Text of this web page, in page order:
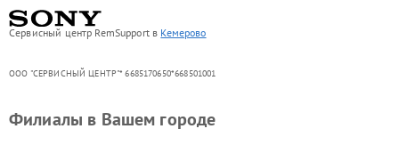
Сервисный центр RemSupport в Кемерово
ООО "СЕРВИСНЫЙ ЦЕНТР"* 6685170650*668501001
Филиалы в Вашем городе